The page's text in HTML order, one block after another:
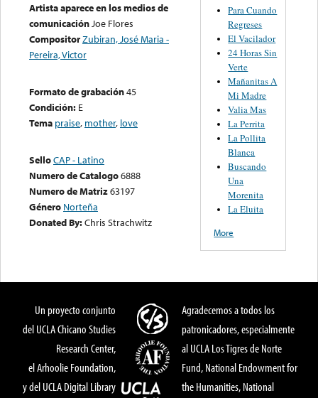
Artista aparece en los medios de
comunicaciónJoe Flores
CompositorZubiran, José Maria -
Pereira, Victor
Formato de grabación45
Condición: E
Tema praise, mother, love
SelloCAP - Latino
Numero de Catalogo6888
Numero de Matriz63197
Género Norteña
Donated By:Chris Strachwitz
Para Cuando
Regreses
El Vacilador
24 Horas Sin
Verte
Mañanitas A
Mi Madre
Valia Mas
La Perrita
La Pollita
Blanca
Buscando
Una
Morenita
La Eluita
More
Un proyecto conjunto
del UCLA Chicano Studies
Research Center,
el Arhoolie Foundation,
y del UCLA Digital Library
Agradecemos a todos los
patronicadores, especialmente
al UCLA Los Tigres de Norte
Fund, National Endowment for
the Humanities, National